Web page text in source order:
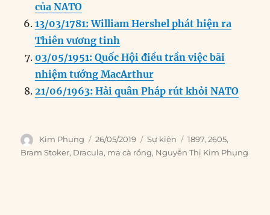
của NATO
13/03/1781: William Hershel phát hiện ra
Thiên vương tinh
03/05/1951: Quốc Hội điều trần việc bãi
nhiệm tướng MacArthur
21/06/1963: Hải quân Pháp rút khỏi NATO
Author
Kim Phụng
Posted
on
26/05/2019 Categories
Sự kiện Tags
1897,2605,
Bram Stoker, Dracula, ma cà rồng, Nguyễn Thị Kim Phụng